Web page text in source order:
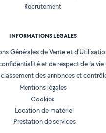
Recrutement
INFORMATIONS LÉGALES
Générales de Vente et
et de respect de la vie
des annonces et
Mentions légales
Cookies
Location de matériel
Prestation de services